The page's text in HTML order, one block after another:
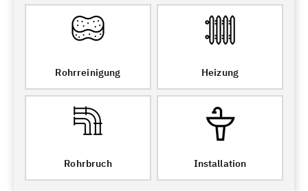
Rohrreinigung Heizung
Rohrbruch Installation